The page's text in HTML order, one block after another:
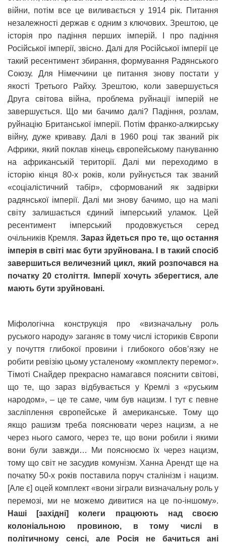
війни, потім все це виливається у 1914 рік. Питання
незалежності держав є одним з ключових. Зрештою, це
історія про падіння перших імперій. І про падіння
Російської імперії, звісно. Далі для Російської імперії це
такий ресентимент збирання, формування Радянського
Союзу. Для Німеччини це питання знову постати у
якості Третього Райху. Зрештою, коли завершується
Друга світова війна, проблема руйнації імперій не
завершується. Що ми бачимо далі? Падіння, розлам,
руйнацію Британської імперії. Потім франко-алжирську
війну, дуже криваву. Далі в 1960 році так званий рік
Африки, який поклав кінець європейському пануванню
на африканській території. Далі ми переходимо в
історію кінця 80-х років, коли руйнується так званий
«соціалістичний табір», сформований як задвірки
радянської імперії. Далі ми знову бачимо, що на мапі
світу залишається єдиний імперський уламок. Цей
ресентимент імперський продовжується серед
очільників Кремля. Зараз йдеться про те, що остання
імперія в світі має бути зруйнована. І в такий спосіб
завершиться величезний цикл, який розпочався на
початку 20 століття. Імперії хочуть зберегтися, але
мають бути зруйновані.
Міфологічна конструкція про «визначальну роль
руського народу» заганяє в тому числі істориків Європи
у почуття глибокої провини і глибокого обов’язку не
робити ревізію цьому усталеному «комплекту перемог».
Тімоті Снайдер прекрасно намагався пояснити світові,
що те, що зараз відбувається у Кремлі з «руським
народом», – це те саме, чим був нацизм. І тут є певне
засліплення європейське й американське. Тому що
якщо рашизм треба пояснювати через нацизм, а не
через нього самого, через те, що вони робили і якими
вони були завжди… Ми пояснюємо їх через нацизм,
тому що світ не засудив комунізм. Ханна Арендт ще на
початку 50-х років поставила поруч сталінізм і нацизм.
[Але є] оцей комплект «вони зіграли визначальну роль у
перемозі, ми не можемо дивитися на це по-іншому».
Наші [західні] колеги працюють над своєю
колоніальною провиною, в тому числі в
політичному сенсі, але Росія не бачиться ані